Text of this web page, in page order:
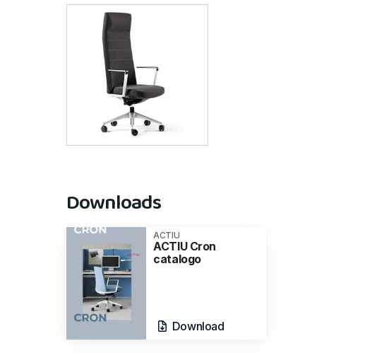
Downloads
ACTIU
ACTIU Cron
catalogo
Download